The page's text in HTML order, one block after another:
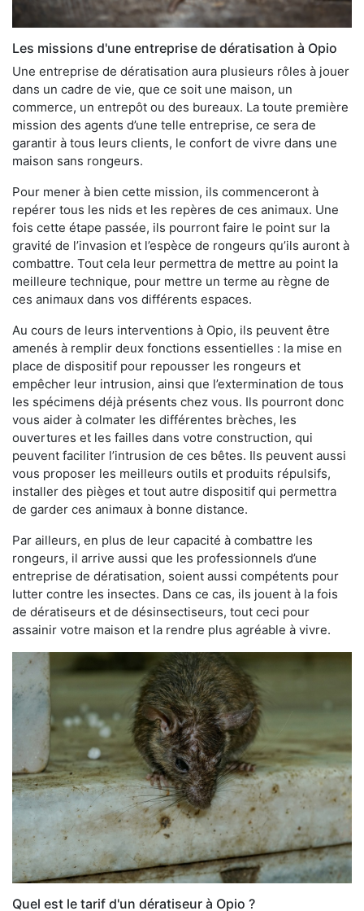
Les missions d'une entreprise de dératisation à Opio
Une entreprise de dératisation aura plusieurs rôles à jouer
dans un cadre de vie, que ce soit une maison, un
commerce, un entrepôt ou des bureaux. La toute première
mission des agents d’une telle entreprise, ce sera de
garantir à tous leurs clients, le confort de vivre dans une
maison sans rongeurs.
Pour mener à bien cette mission, ils commenceront à
repérer tous les nids et les repères de ces animaux. Une
fois cette étape passée, ils pourront faire le point sur la
gravité de l’invasion et l’espèce de rongeurs qu’ils auront à
combattre. Tout cela leur permettra de mettre au point la
meilleure technique, pour mettre un terme au règne de
ces animaux dans vos différents espaces.
Au cours de leurs interventions à Opio, ils peuvent être
amenés à remplir deux fonctions essentielles : la mise en
place de dispositif pour repousser les rongeurs et
empêcher leur intrusion, ainsi que l’extermination de tous
les spécimens déjà présents chez vous. Ils pourront donc
vous aider à colmater les différentes brèches, les
ouvertures et les failles dans votre construction, qui
peuvent faciliter l’intrusion de ces bêtes. Ils peuvent aussi
vous proposer les meilleurs outils et produits répulsifs,
installer des pièges et tout autre dispositif qui permettra
de garder ces animaux à bonne distance.
Par ailleurs, en plus de leur capacité à combattre les
rongeurs, il arrive aussi que les professionnels d’une
entreprise de dératisation, soient aussi compétents pour
lutter contre les insectes. Dans ce cas, ils jouent à la fois
de dératiseurs et de désinsectiseurs, tout ceci pour
assainir votre maison et la rendre plus agréable à vivre.
Quel est le tarif d'un dératiseur à Opio ?